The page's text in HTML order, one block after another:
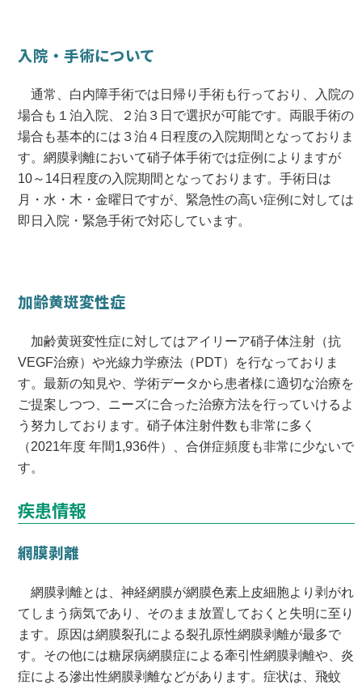
入院・手術について
通常、白内障手術では日帰り手術も行っており、入院の
場合も１泊入院、２泊３日で選択が可能です。両眼手術の
場合も基本的には３泊４日程度の入院期間となっておりま
す。網膜剥離において硝子体手術では症例によりますが
10～14日程度の入院期間となっております。手術日は
月・水・木・金曜日ですが、緊急性の高い症例に対しては
即日入院・緊急手術で対応しています。
加齢黄斑変性症
加齢黄斑変性症に対してはアイリーア硝子体注射（抗
VEGF治療）や光線力学療法（PDT）を行なっておりま
す。最新の知見や、学術データから患者様に適切な治療を
ご提案しつつ、ニーズに合った治療方法を行っていけるよ
う努力しております。硝子体注射件数も非常に多く
（2021年度 年間1,936件）、合併症頻度も非常に少ないで
す。
疾患情報
網膜剥離
網膜剥離とは、神経網膜が網膜色素上皮細胞より剥がれ
てしまう病気であり、そのまま放置しておくと失明に至り
ます。原因は網膜裂孔による裂孔原性網膜剥離が最多で
す。その他には糖尿病網膜症による牽引性網膜剥離や、炎
症による滲出性網膜剥離などがあります。症状は、飛蚊